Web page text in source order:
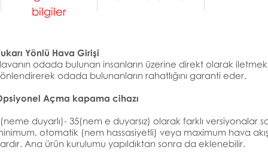
bilgiler
Yönlü Hava Girişi
odada bulunan insanların üzerine direkt olarak iletmek
odada bulunanların rahatlığını garanti eder.
Açma kapama cihazı
duyarlı)- 35(nem e duyarsız) olarak farklı versiyonalar
otomatik (nem hassasiyetli) veya maximum hava
Ana ürün kurulumu yapıldıktan sonra da eklenebilir.